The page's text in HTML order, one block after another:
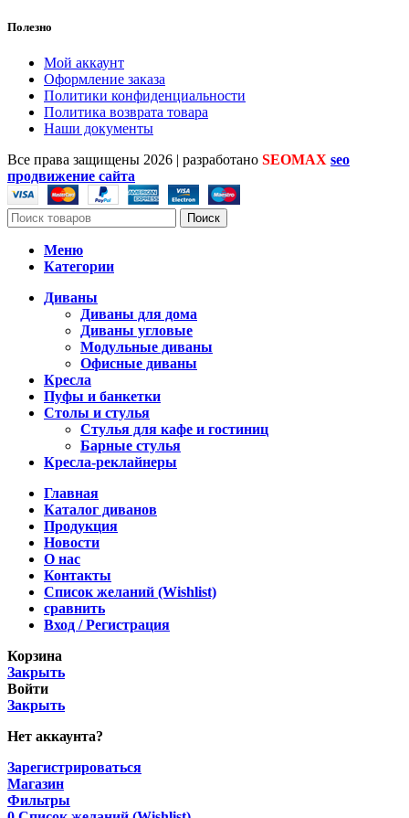
Полезно
Мой аккаунт
Оформление заказа
Политики конфиденциальности
Политика возврата товара
Наши документы
Все права защищены 2026 | разработано SEOMAX seo
продвижение сайта
Поиск
Меню
Категории
Диваны
Диваны для дома
Диваны угловые
Модульные диваны
Офисные диваны
Кресла
Пуфы и банкетки
Столы и стулья
Стулья для кафе и гостиниц
Барные стулья
Кресла-реклайнеры
Главная
Каталог диванов
Продукция
Новости
О нас
Контакты
Список желаний (Wishlist)
сравнить
Вход / Регистрация
Корзина
Закрыть
Войти
Закрыть
Нет аккаунта?
Зарегистрироваться
Магазин
Фильтры